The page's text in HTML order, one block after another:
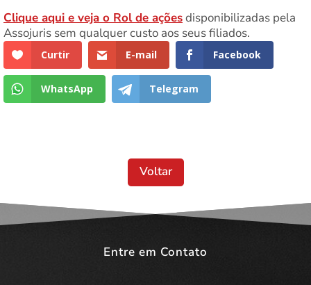
Clique aqui e veja o Rol de açõesdisponibilizadas pela
Assojuris sem qualquer custo aos seus filiados.
Curtir E-mail Facebook
WhatsApp Telegram
Voltar
Entre em Contato